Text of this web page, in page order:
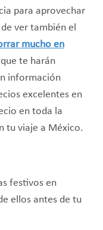
para aprovechar
ver también el
mucho en
te harán
información
excelentes en
en toda la
tu viaje a México.
festivos en
ellos antes de tu